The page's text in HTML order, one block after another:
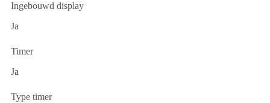
Ingebouwd display
Ja
Timer
Ja
Type timer